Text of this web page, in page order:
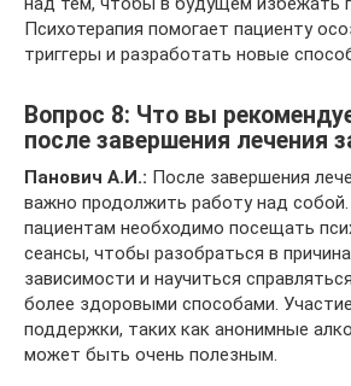
Психотерапия помогает пациенту
триггеры и разработать новые
Вопрос 8: Что вы
после завершения лечения
Панович А.И.: После завершения
важно продолжить работу над
пациентам необходимо посещать
сеансы, чтобы разобраться в
зависимости и научиться
более здоровыми способами. Участие
поддержки, таких как анонимные
может быть очень полезным.